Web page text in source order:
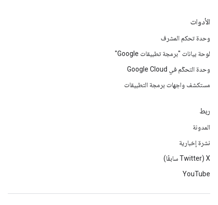
الأدوات
وحدة تحكم المشرف
لوحة بيانات "برمجة تطبيقات Google"
وحدة التحكّم في Google Cloud
مستكشف واجهات برمجة التطبيقات
ربط
المدونة
نشرة إخبارية
‫X ‏(Twitter سابقًا)
YouTube